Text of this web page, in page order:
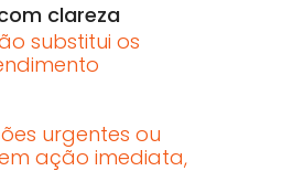
clareza
substitui os
urgentes ou
ação imediata,